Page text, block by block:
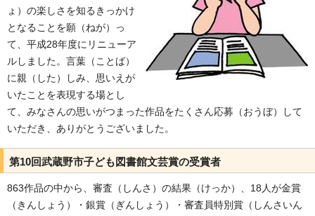
ょ）の楽しさを知るきっかけ
となることを願（ねが）っ
て、平成28年度にリニューア
ルしました。言葉（ことば）
に親（した）しみ、思いえが
いたことを表現する場とし
て、みなさんの思いがつまった作品をたくさん応募（おうぼ）して
いただき、ありがとうございました。
第10回武蔵野市子ども図書館文芸賞の受賞者
863作品の中から、審査（しんさ）の結果（けっか）、18人が金賞
（きんしょう）・銀賞（ぎんしょう）・審査員特別賞（しんさいん